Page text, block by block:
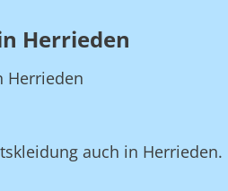
Herrieden
Herrieden
auch in Herrieden.